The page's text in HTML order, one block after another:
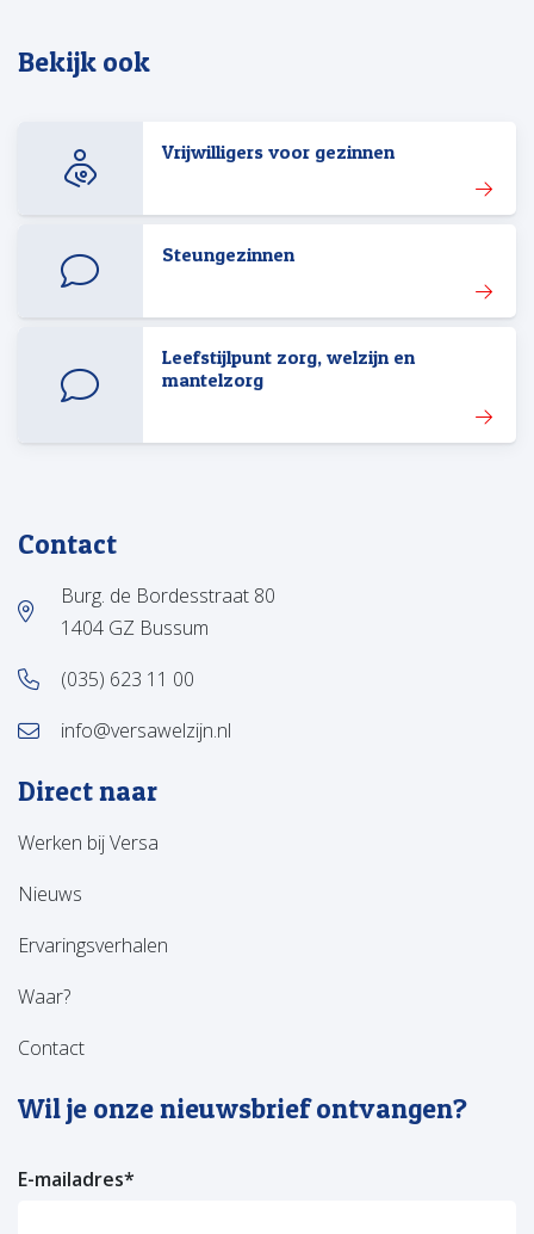
Bekijk ook
Vrijwilligers voor gezinnen
Steungezinnen
Leefstijlpunt zorg, welzijn en
mantelzorg
Contact
Burg. de Bordesstraat 80
1404 GZ Bussum
(035) 623 11 00
info@versawelzijn.nl
Direct naar
Werken bij Versa
Nieuws
Ervaringsverhalen
Waar?
Contact
Wil je onze nieuwsbrief ontvangen?
E-mailadres*